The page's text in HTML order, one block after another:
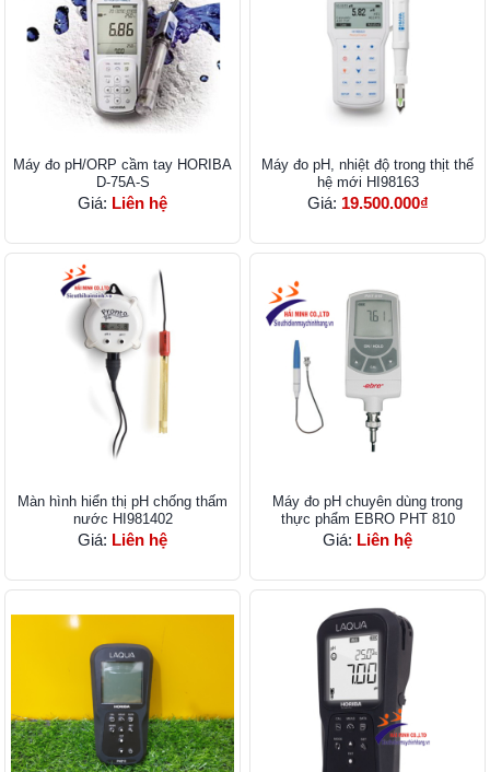
Máy đo pH/ORP cầm tay HORIBA
D-75A-S
Giá: Liên hệ
Máy đo pH, nhiệt độ trong thịt thế
hệ mới HI98163
Giá: 19.500.000₫
Màn hình hiển thị pH chống thấm
nước HI981402
Giá: Liên hệ
Máy đo pH chuyên dùng trong
thực phẩm EBRO PHT 810
Giá: Liên hệ